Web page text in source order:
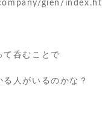
gien/
て呑むことで
人がいるのかな？